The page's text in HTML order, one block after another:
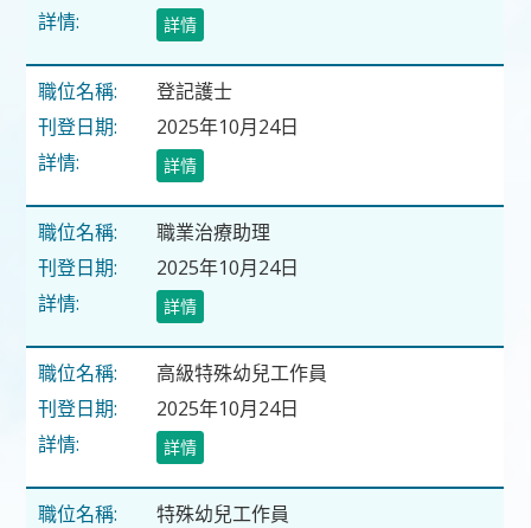
詳情
登記護士
2025年10月24日
詳情
職業治療助理
2025年10月24日
詳情
高級特殊幼兒工作員
2025年10月24日
詳情
特殊幼兒工作員